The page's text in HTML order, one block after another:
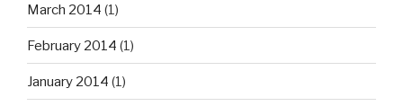
March 2014 (1)
February 2014 (1)
January 2014 (1)